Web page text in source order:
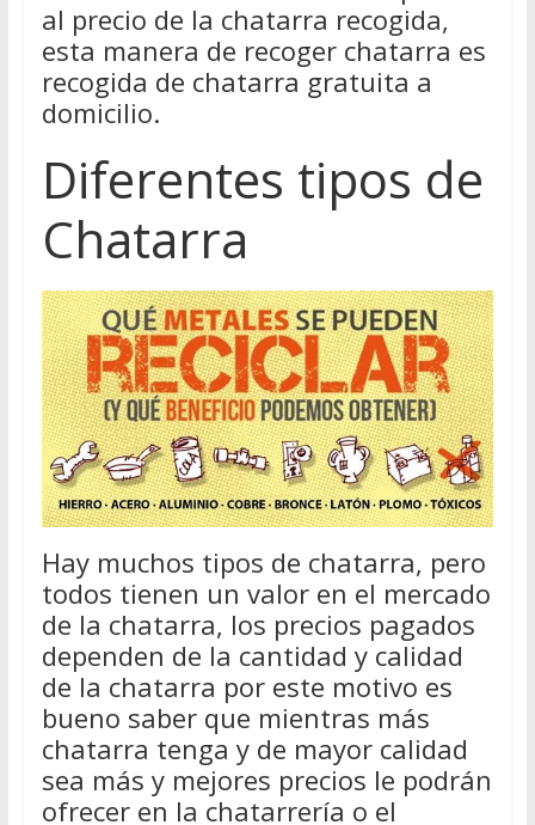
al precio de la chatarra recogida,
esta manera de recoger chatarra es
recogida de chatarra gratuita a
domicilio.
Diferentes tipos de
Chatarra
Hay muchos tipos de chatarra, pero
todos tienen un valor en el mercado
de la chatarra, los precios pagados
dependen de la cantidad y calidad
de la chatarra por este motivo es
bueno saber que mientras más
chatarra tenga y de mayor calidad
sea más y mejores precios le podrán
ofrecer en la chatarrería o el